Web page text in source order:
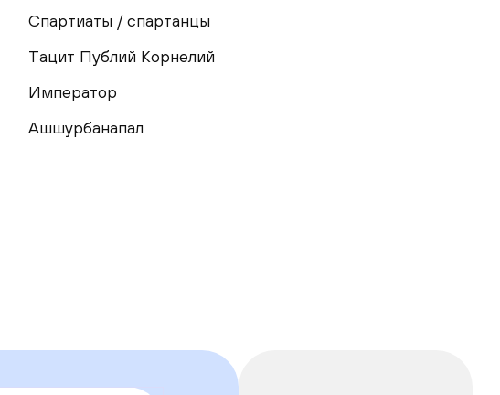
Спартиаты / спартанцы
Тацит Публий Корнелий
Император
Ашшурбанапал